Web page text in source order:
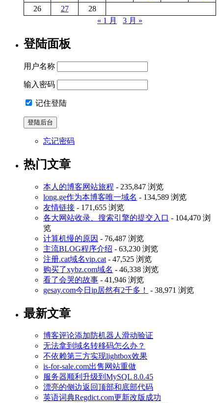
26
27
28
« 1 月
3 月 »
登陆面板
用户名称
输入密码
记住登陆
忘记密码
热门文章
本人的博客网站旅程 - 235,847 浏览
long.ge作为本博客唯一域名 - 134,589 浏览
友情链接 - 171,655 浏览
各大网站收录、搜索引擎的提交入口 - 104,470 浏
览
计算机慢的原因 - 76,487 浏览
主流BLOG程序介绍 - 63,230 浏览
注册.cat域名vip.cat - 47,525 浏览
购买了xybz.com域名 - 46,338 浏览
看了会哭的故事 - 41,946 浏览
gesay.com今日ip居然有2千多！
- 38,971 浏览
最新文章
博客评论添加防机器人滑动验证
无法拿到域名转移码怎么办？
不依赖第三方实现lightbox效果
is-for-sale.com出售网站重做
服务器顺利升级到MySQL 8.0.45
漂亮的侧边返回顶部和底部代码
英语词典Regdict.com更新改版成功